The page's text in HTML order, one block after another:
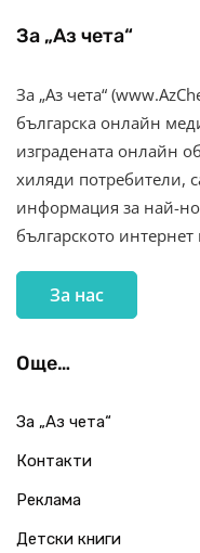
За „Аз чета“
За „Аз чета“
българска онлайн
изградената онлайн
хиляди потребители,
информация за най-
българското интернет
За нас
Още…
За „Аз чета“
Контакти
Реклама
Детски книги